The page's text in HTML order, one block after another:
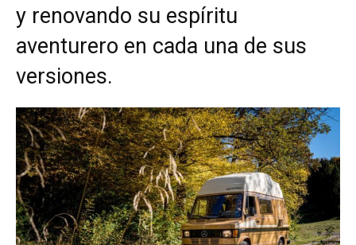
y renovando su espíritu
aventurero en cada una de sus
versiones.